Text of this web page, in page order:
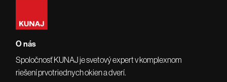
O nás
Spoločnosť KUNAJ je svetový expert v komplexnom
riešení prvotriednych okien a dverí.